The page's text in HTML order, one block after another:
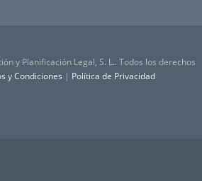
y Planificación Legal, S. L.. Todos los derechos
y Condiciones | Política de Privacidad